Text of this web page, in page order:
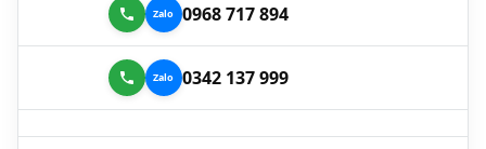
0968 717 894
0342 137 999